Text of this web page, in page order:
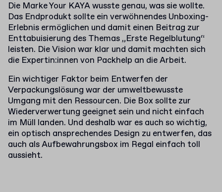
Die Marke Your KAYA wusste genau, was sie wollte.
Das Endprodukt sollte ein verwöhnendes Unboxing-
Erlebnis ermöglichen und damit einen Beitrag zur
Enttabuisierung des Themas „Erste Regelblutung“
leisten. Die Vision war klar und damit machten sich
die Expertin:innen von Packhelp an die Arbeit.
Ein wichtiger Faktor beim Entwerfen der
Verpackungslösung war der umweltbewusste
Umgang mit den Ressourcen. Die Box sollte zur
Wiederverwertung geeignet sein und nicht einfach
im Müll landen. Und deshalb war es auch so wichtig,
ein optisch ansprechendes Design zu entwerfen, das
auch als Aufbewahrungsbox im Regal einfach toll
aussieht.